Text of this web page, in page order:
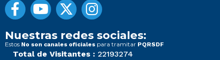
Nuestras redes sociales:
Estos No son canales oficiales para tramitar PQRSDF
Total de Visitantes : 22193274